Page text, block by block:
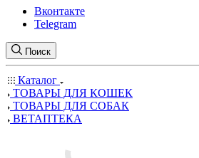
Вконтакте
Telegram
Поиск
Каталог
ТОВАРЫ ДЛЯ КОШЕК
ТОВАРЫ ДЛЯ СОБАК
ВЕТАПТЕКА